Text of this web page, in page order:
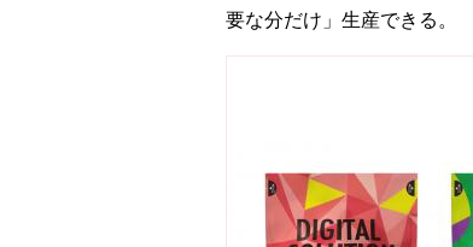
要な分だけ」生産できる。